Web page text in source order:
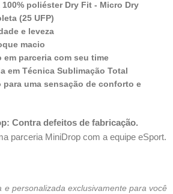
poliéster Dry Fit - Micro Dry
(25 UFP)
e leveza
macio
parceria com seu time
em Técnica Sublimação Total
para uma sensação de conforto e
Contra defeitos de fabricação.
parceria MiniDrop com a equipe eSport.
e personalizada exclusivamente para você